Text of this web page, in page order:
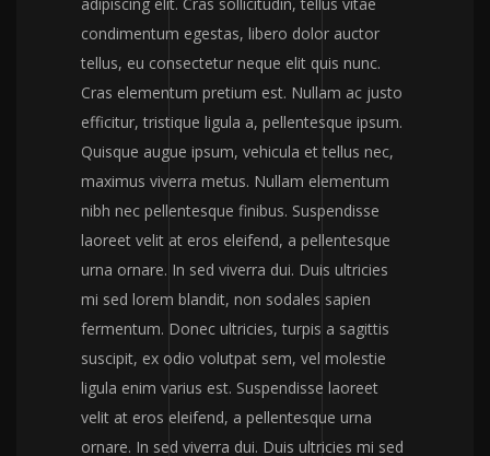
condimentum egestas, libero dolor auctor
tellus, eu consectetur neque elit quis nunc.
Cras elementum pretium est. Nullam ac justo
efficitur, tristique ligula a, pellentesque ipsum.
Quisque augue ipsum, vehicula et tellus nec,
maximus viverra metus. Nullam elementum
nibh nec pellentesque finibus. Suspendisse
laoreet velit at eros eleifend, a pellentesque
urna ornare. In sed viverra dui. Duis ultricies
mi sed lorem blandit, non sodales sapien
fermentum. Donec ultricies, turpis a sagittis
suscipit, ex odio volutpat sem, vel molestie
ligula enim varius est. Suspendisse laoreet
velit at eros eleifend, a pellentesque urna
ornare. In sed viverra dui. Duis ultricies mi sed